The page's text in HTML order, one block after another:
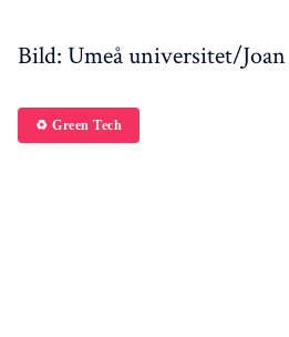
Bild: Umeå universitet/
♻️ Green Tech